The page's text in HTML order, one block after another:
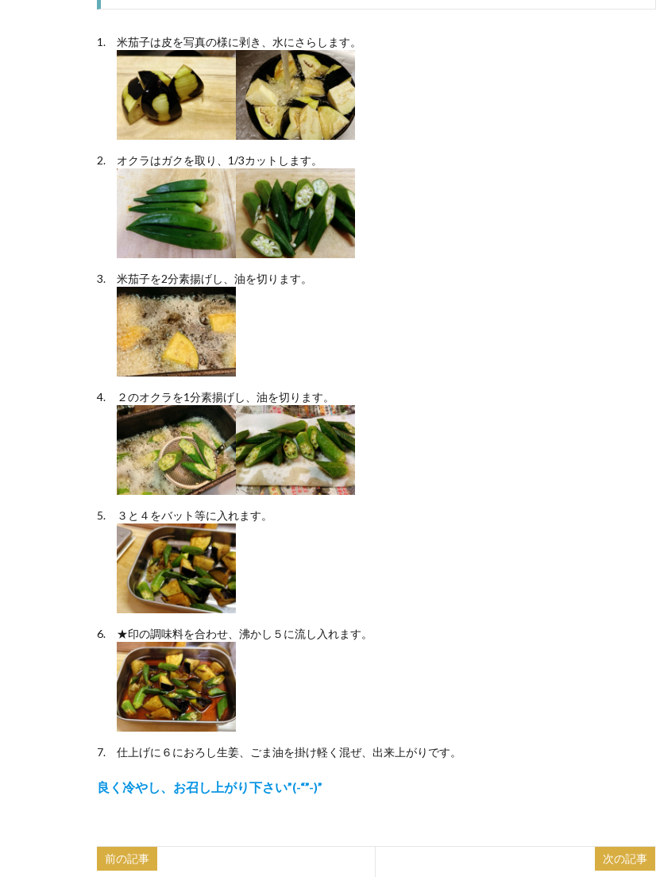
米茄子は皮を写真の様に剥き、水にさらします。
オクラはガクを取り、1/3カットします。
米茄子を2分素揚げし、油を切ります。
２のオクラを1分素揚げし、油を切ります。
３と４をバット等に入れます。
★印の調味料を合わせ、沸かし５に流し入れます。
仕上げに６におろし生姜、ごま油を掛け軽く混ぜ、出来上がりです。
良く冷やし、お召し上がり下さい”(-“”-)”
前の記事 次の記事